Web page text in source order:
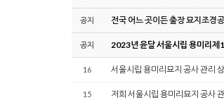
공지 전국 어느 곳이든 출장 묘지조경
공지 2023년 윤달 서울시립 용미리제
16 서울시립 용미리묘지 공사 관리
15 저희 서울시립 용미리묘지 공사